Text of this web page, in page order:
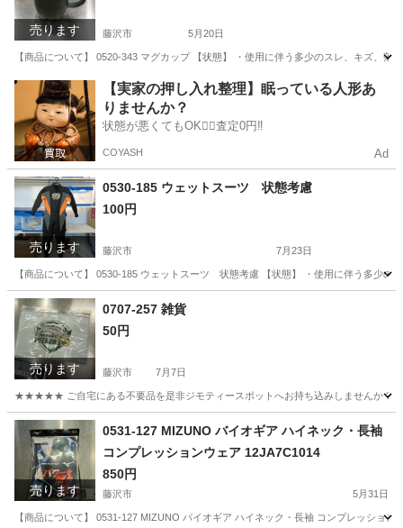
売ります 藤沢市 5月20日
【商品について】 0520-343 マグカップ 【状態】 ・使用に伴う多少のスレ、キズ、
神奈川 藤沢市 生活雑貨 リユース
【実家の押し入れ整理】眠っている人形あ
りませんか？
状態が悪くてもOK🙆‍♀️査定0円‼️
COYASH Ad
売ります
0530-185 ウェットスーツ 状態考慮
100円
藤沢市 7月23日
【商品について】 0530-185 ウェットスーツ 状態考慮 【状態】 ・使用に伴う多少の
神奈川 藤沢市 マリンスポーツ
売ります
0707-257 雑貨
50円
藤沢市 7月7日
★★★★★ ご自宅にある不要品を是非ジモティースポットへお持ち込みしませんか？
神奈川 藤沢市
売ります
0531-127 MIZUNO バイオギア ハイネック・長袖
コンプレッションウェア 12JA7C1014
850円
藤沢市 5月31日
【商品について】 0531-127 MIZUNO バイオギア ハイネック・長袖 コンプレッショ